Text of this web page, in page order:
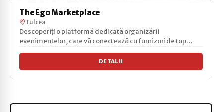
The Ego Marketplace
Tulcea
Descoperiți o platformă dedicată organizării
evenimentelor, care vă conectează cu furnizori de top
pentru nunț...
DETALII